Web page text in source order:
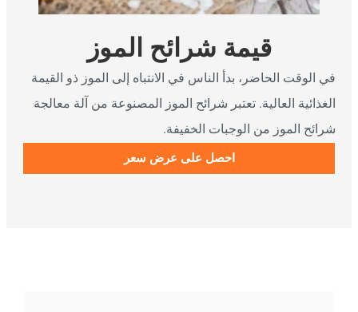
قيمة شرائح الموز
في الوقت الحاضر، بدأ الناس في الانتباه إلى الموز ذو القيمة
الغذائية العالية. تعتبر شرائح الموز المصنوعة من آلة معالجة
شرائح الموز من الوجبات الخفيفة.
احصل على عرض سعر